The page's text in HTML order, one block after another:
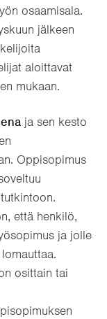
osaamisala.
jälkeen
aloittavat
mukaan.
ja sen kesto
Oppisopimus
että henkilö,
ja jolle
osittain tai